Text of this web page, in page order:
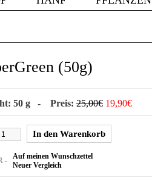
(50g)
50 g - Preis: 25,00€ 19,90€
-
Auf meinen Wunschzettel
Neuer Vergleich